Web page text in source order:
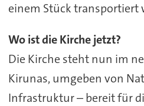
einem Stück transportiert
Wo ist die Kirche jetzt?
Die Kirche steht nun im
Kirunas, umgeben von
Infrastruktur – bereit für